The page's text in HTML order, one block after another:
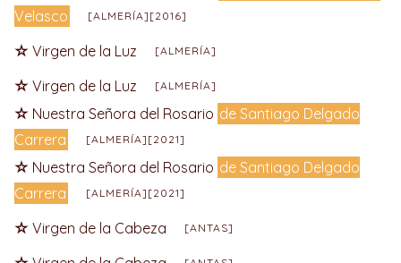
Velasco
[ALMERÍA][2016]
Virgen de la Luz [ALMERÍA]
Virgen de la Luz [ALMERÍA]
Nuestra Señora del Rosario de Santiago Delgado
Carrera
[ALMERÍA][2021]
Nuestra Señora del Rosario de Santiago Delgado
Carrera
[ALMERÍA][2021]
Virgen de la Cabeza [ANTAS]